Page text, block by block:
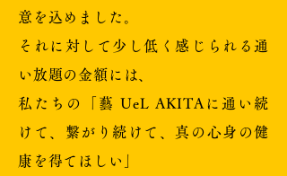
意を込めました。
それに対して少し低く感じられる通
い放題の金額には、
私たちの「藝 UeL AKITAに通い続
けて、繋がり続けて、真の心身の健
康を得てほしい」